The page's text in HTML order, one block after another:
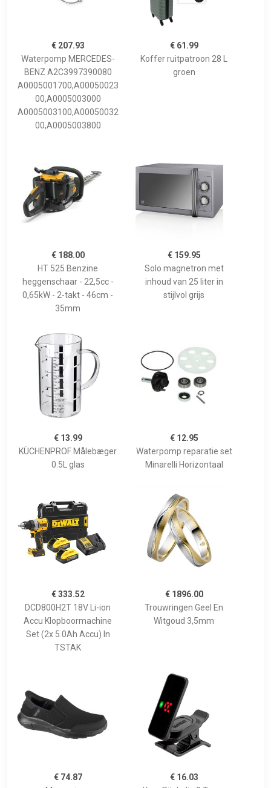
€ 207.93
Waterpomp MERCEDES-
BENZ A2C3997390080
A0005001700,A00050023
00,A0005003000
A0005003100,A00050032
00,A0005003800
€ 61.99
Koffer ruitpatroon 28 L
groen
€ 188.00
HT 525 Benzine
heggenschaar - 22,5cc -
0,65kW - 2-takt - 46cm -
35mm
€ 159.95
Solo magnetron met
inhoud van 25 liter in
stijlvol grijs
€ 13.99
KÜCHENPROF Målebæger
0.5L glas
€ 12.95
Waterpomp reparatie set
Minarelli Horizontaal
€ 333.52
DCD800H2T 18V Li-ion
Accu Klopboormachine
Set (2x 5.0Ah Accu) In
TSTAK
€ 1896.00
Trouwringen Geel En
Witgoud 3,5mm
€ 74.87
€ 16.03